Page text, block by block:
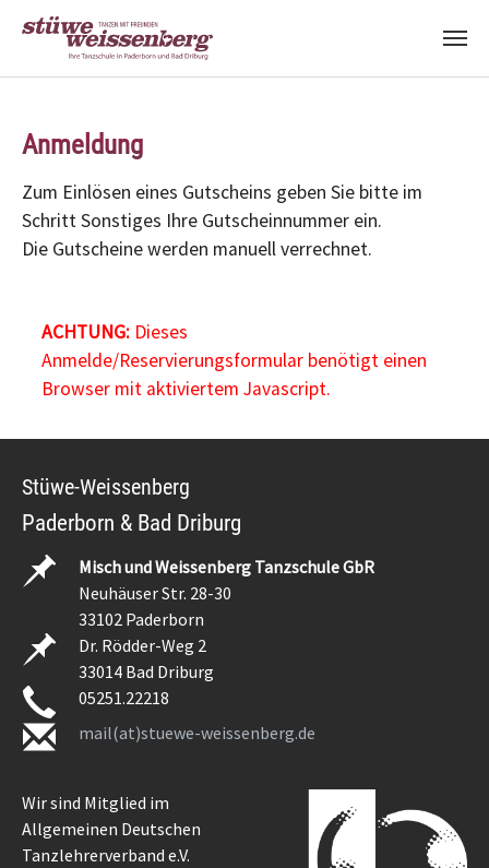
Anmeldung
Zum Einlösen eines Gutscheins geben Sie bitte im
Schritt Sonstiges Ihre Gutscheinnummer ein.
Die Gutscheine werden manuell verrechnet.
ACHTUNG:Dieses
Anmelde/Reservierungsformular benötigt einen
Browser mit aktiviertem Javascript.
Stüwe-Weissenberg
Paderborn & Bad Driburg
Misch und Weissenberg Tanzschule GbR
Neuhäuser Str. 28-30
33102 Paderborn
Dr. Rödder-Weg 2
33014 Bad Driburg
05251.22218
mail(at)stuewe-weissenberg.de
Wir sind Mitglied im
Allgemeinen Deutschen
Tanzlehrerverband e.V.